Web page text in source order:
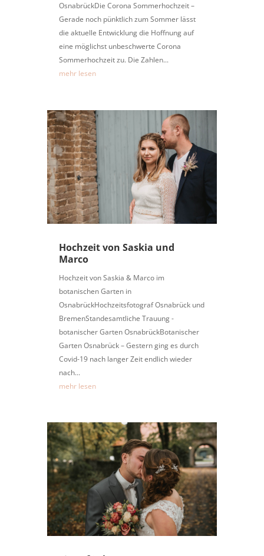
OsnabrückDie Corona Sommerhochzeit –
Gerade noch pünktlich zum Sommer lässt
die aktuelle Entwicklung die Hoffnung auf
eine möglichst unbeschwerte Corona
Sommerhochzeit zu. Die Zahlen...
mehr lesen
Hochzeit von Saskia und
Marco
Hochzeit von Saskia & Marco im
botanischen Garten in
OsnabrückHochzeitsfotograf Osnabrück und
BremenStandesamtliche Trauung -
botanischer Garten OsnabrückBotanischer
Garten Osnabrück – Gestern ging es durch
Covid-19 nach langer Zeit endlich wieder
nach...
mehr lesen